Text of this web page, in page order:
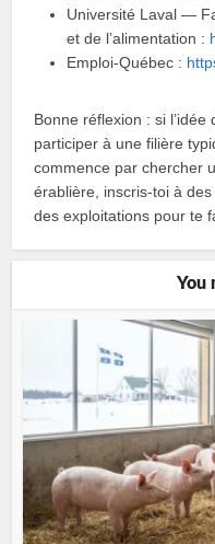
Université Laval —
et de l’alimentation :
Emploi‑Québec :
Bonne réflexion : si
participer à une filière
commence par chercher
érablière, inscris‑toi à
des exploitations pour te
You